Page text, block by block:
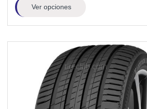
Ver opciones